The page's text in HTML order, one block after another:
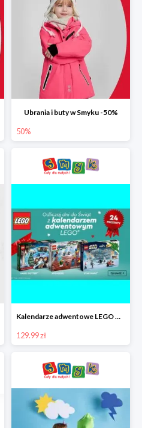
Ubrania i buty w Smyku -50%
50%
Kalendarze adwentowe LEGO w Smyku w super cenie
129.99 zł